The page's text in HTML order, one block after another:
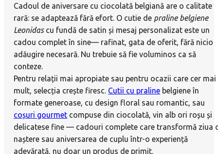
Cadoul de aniversare cu ciocolată belgiană are o calitate
rară: se adaptează fără efort. O cutie de praline belgiene
Leonidascu fundă de satin și mesaj personalizat este un
cadou complet în sine— rafinat, gata de oferit, fără nicio
adăugire necesară. Nu trebuie să fie voluminos ca să
conteze.
Pentru relații mai apropiate sau pentru ocazii care cer mai
mult, selecția crește firesc. Cutii cu praline belgiene în
formate generoase, cu design floral sau romantic, sau
coșuri gourmet compuse din ciocolată, vin alb ori roșu și
delicatese fine — cadouri complete care transformă ziua
naștere sau aniversarea de cuplu într-o experiență
adevărată, nu doar un produs de primit.